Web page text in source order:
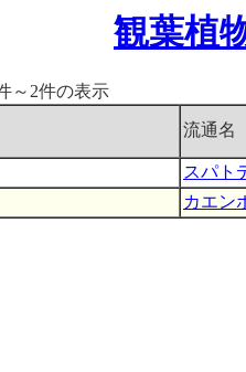
観葉植
～2件の表示
流通名
スパト
カエン